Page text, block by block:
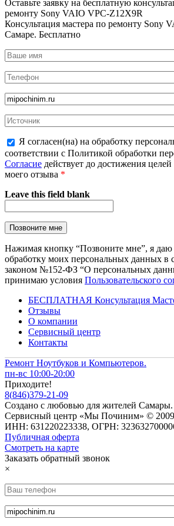
Оставьте заявку на бесплатную
ремонту Sony VAIO VPC-Z12X9R
Консультация мастера по ремонту Sony
Самаре. Бесплатно
Я согласен(на) на обработку
соответствии с Политикой обработки
Согласие действует до достижения
моего отзыва *
Leave this field blank
Нажимая кнопку “Позвоните мне”, я даю
обработку моих персональных данных в
законом №152-ФЗ “О персональных
принимаю условия Пользовательского
БЕСПЛАТНАЯ Консультация
Отзывы
О компании
Сервисный центр
Контакты
Ремонт Ноутбуков и Компьютеров.
пн-вс 10:00-20:00
Приходите!
8(846)379-21-09
Создано с любовью для жителей Самары.
Сервисный центр «Мы Починим» ©
ИНН: 631220223338, ОГРН:
Публичная оферта
Смотреть на карте
Заказать обратный звонок
×